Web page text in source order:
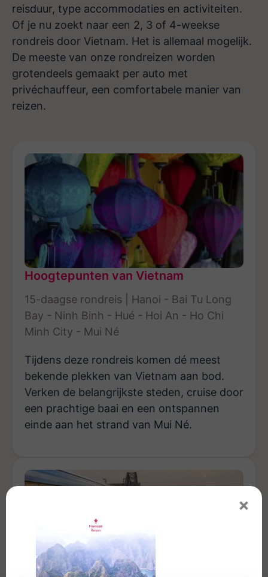
reisduur, type accommodaties en activiteiten.
Of je nu zoekt naar een 2, 3 of 4-weekse
rondreis door Vietnam. Het is allemaal mogelijk.
De meeste van onze rondreizen worden
grotendeels gemaakt per auto met
privéchauffeur, een comfortabele manier van
reizen.
Hoogtepunten van Vietnam
15-daagse rondreis | Hanoi - Bai Tu Long
Bay - Ninh Binh - Hué - Hoi An - Ho Chi
Minh City - Mui Né
Tijdens deze rondreis komen dé meest
bekende plekken van Vietnam aan bod.
Verken de belangrijkste steden, cruise door
een prachtige baai en een ontspannen
einde aan het strand van Mui Né.
×